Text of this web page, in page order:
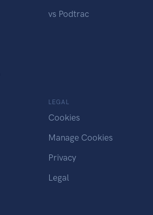
vs Podtrac
LEGAL
Cookies
Manage Cookies
Privacy
Legal